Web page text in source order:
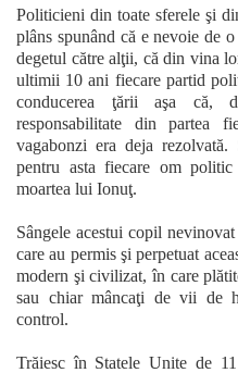
Politicieni din toate sferele şi
plâns spunând că e nevoie de
degetul către alţii, că din vina
ultimii 10 ani fiecare partid
conducerea ţării aşa că,
responsabilitate din partea
vagabonzi era deja
pentru asta fiecare om
moartea lui Ionuţ.
Sângele acestui copil
care au permis şi perpetuat
modern şi civilizat, în care
sau chiar mâncaţi de vii de
control.
Trăiesc în Statele Unite de